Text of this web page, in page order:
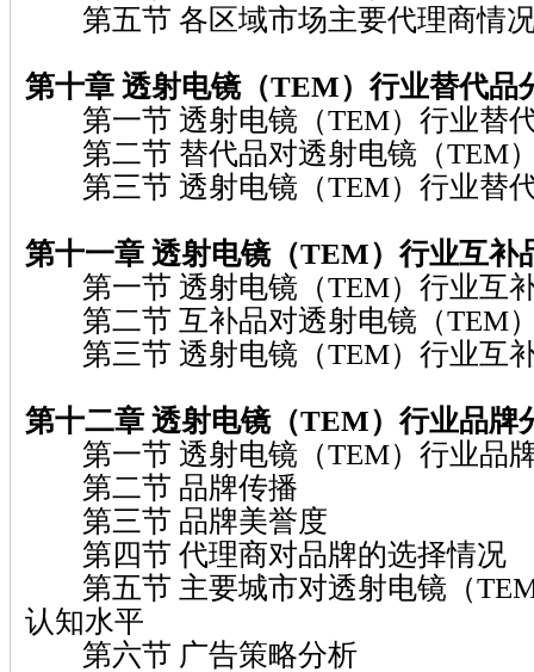
第五节 各区域市场主要代理商情
第十章 透射电镜（TEM）行业替代品
第一节 透射电镜（TEM）行业替
第二节 替代品对透射电镜（TEM
第三节 透射电镜（TEM）行业替
第十一章 透射电镜（TEM）行业互补
第一节 透射电镜（TEM）行业互
第二节 互补品对透射电镜（TEM
第三节 透射电镜（TEM）行业互
第十二章 透射电镜（TEM）行业品牌
第一节 透射电镜（TEM）行业品
第二节 品牌传播
第三节 品牌美誉度
第四节 代理商对品牌的选择情况
第五节 主要城市对透射电镜（
认知水平
第六节 广告策略分析